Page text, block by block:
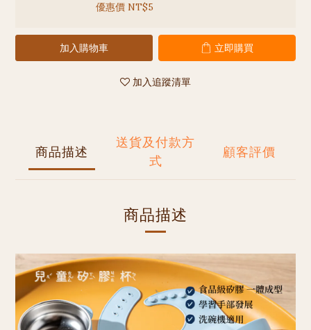
優惠價 NT$5
加入購物車 立即購買
加入追蹤清單
商品描述
送貨及付款方
式
顧客評價
商品描述